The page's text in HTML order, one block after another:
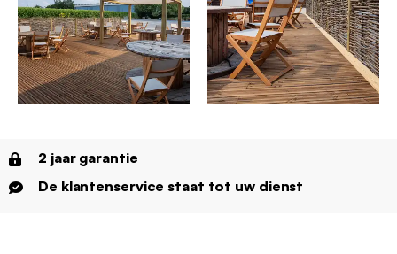
2 jaar garantie
De klantenservice staat tot uw dienst